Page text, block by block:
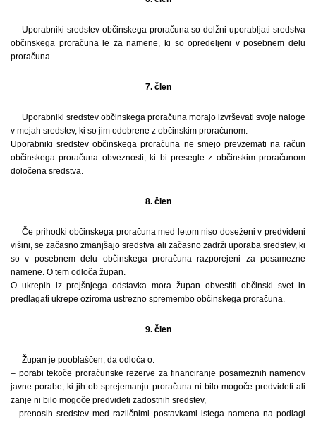
Uporabniki sredstev občinskega proračuna so dolžni uporabljati sredstva
občinskega proračuna le za namene, ki so opredeljeni v posebnem delu
proračuna.
7. člen
Uporabniki sredstev občinskega proračuna morajo izvrševati svoje naloge
v mejah sredstev, ki so jim odobrene z občinskim proračunom.
Uporabniki sredstev občinskega proračuna ne smejo prevzemati na račun
občinskega proračuna obveznosti, ki bi presegle z občinskim proračunom
določena sredstva.
8. člen
Če prihodki občinskega proračuna med letom niso doseženi v predvideni
višini, se začasno zmanjšajo sredstva ali začasno zadrži uporaba sredstev, ki
so v posebnem delu občinskega proračuna razporejeni za posamezne
namene. O tem odloča župan.
O ukrepih iz prejšnjega odstavka mora župan obvestiti občinski svet in
predlagati ukrepe oziroma ustrezno spremembo občinskega proračuna.
9. člen
Župan je pooblaščen, da odloča o:
– porabi tekoče proračunske rezerve za financiranje posameznih namenov
javne porabe, ki jih ob sprejemanju proračuna ni bilo mogoče predvideti ali
zanje ni bilo mogoče predvideti zadostnih sredstev,
– prenosih sredstev med različnimi postavkami istega namena na podlagi